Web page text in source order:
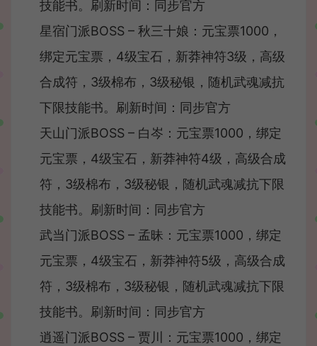
技能书。刷新时间：同步官方
星宿门派BOSS – 秋三十娘：元宝票1000，
绑定元宝票，4级宝石，新莽神符3级，高级
合成符，3级棉布，3级秘银，随机武魂减抗
下限技能书。刷新时间：同步官方
天山门派BOSS – 白岑：元宝票1000，绑定
元宝票，4级宝石，新莽神符4级，高级合成
符，3级棉布，3级秘银，随机武魂减抗下限
技能书。刷新时间：同步官方
武当门派BOSS – 孟昧：元宝票1000，绑定
元宝票，4级宝石，新莽神符5级，高级合成
符，3级棉布，3级秘银，随机武魂减抗下限
技能书。刷新时间：同步官方
逍遥门派BOSS – 贾川：元宝票1000，绑定